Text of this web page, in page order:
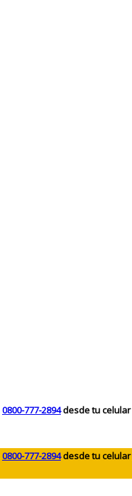
0800-777-2894desde tu celular
0800-777-2894desde tu celular